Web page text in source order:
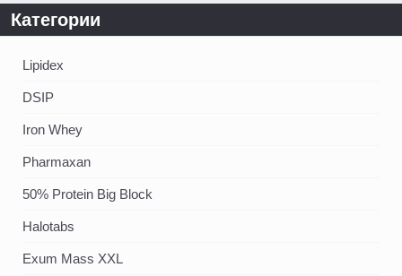
Категории
Lipidex
DSIP
Iron Whey
Pharmaxan
50% Protein Big Block
Halotabs
Exum Mass XXL